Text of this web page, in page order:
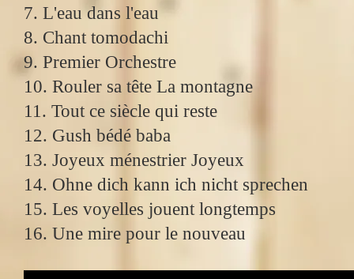
7. L'eau dans l'eau
8. Chant tomodachi
9. Premier Orchestre
10. Rouler sa tête La montagne
11. Tout ce siècle qui reste
12. Gush bédé baba
13. Joyeux ménestrier Joyeux
14. Ohne dich kann ich nicht sprechen
15. Les voyelles jouent longtemps
16. Une mire pour le nouveau